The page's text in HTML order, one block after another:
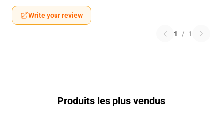
Write your review
1 / 1
Produits les plus vendus